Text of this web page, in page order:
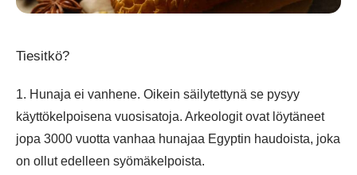
Tiesitkö?
1. Hunaja ei vanhene. Oikein säilytettynä se pysyy
käyttökelpoisena vuosisatoja. Arkeologit ovat löytäneet
jopa 3000 vuotta vanhaa hunajaa Egyptin haudoista, joka
on ollut edelleen syömäkelpoista.